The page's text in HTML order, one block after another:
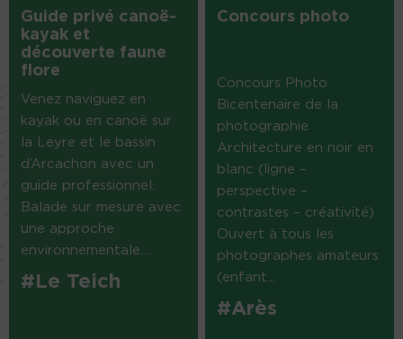
Guide privé canoë-
kayak et
découverte faune
flore
Venez naviguez en
kayak ou en canoë sur
la Leyre et le bassin
d’Arcachon avec un
guide professionnel.
Balade sur mesure avec
une approche
environnementale....
#Le Teich
Concours photo
Concours Photo
Bicentenaire de la
photographie
Architecture en noir en
blanc (ligne –
perspective –
contrastes – créativité)
Ouvert à tous les
photographes amateurs
(enfant...
#Arès